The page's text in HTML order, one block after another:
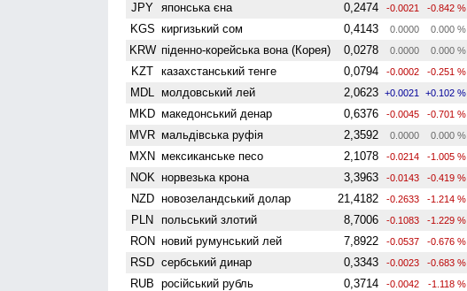
JPY японська єна 0,2474 -0.0021 -0.842 %
KGS киргизький сом 0,4143 0.0000 0.000 %
KRW піденно-корейська вона (Корея) 0,0278 0.0000 0.000 %
KZT казахстанський тенге 0,0794 -0.0002 -0.251 %
MDL молдовський лей 2,0623 +0.0021 +0.102 %
MKD македонський денар 0,6376 -0.0045 -0.701 %
MVR мальдівська руфія 2,3592 0.0000 0.000 %
MXN мексиканське песо 2,1078 -0.0214 -1.005 %
NOK норвезька крона 3,3963 -0.0143 -0.419 %
NZD ново­зеландський долар 21,4182 -0.2633 -1.214 %
PLN польський злотий 8,7006 -0.1083 -1.229 %
RON новий румунський лей 7,8922 -0.0537 -0.676 %
RSD сербський динар 0,3343 -0.0023 -0.683 %
RUB російський рубль 0,3714 -0.0042 -1.118 %